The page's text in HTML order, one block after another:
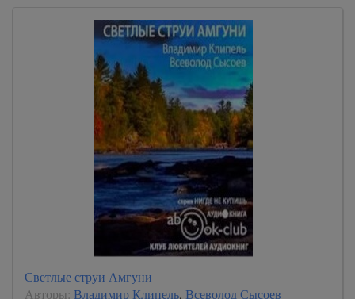
Светлые струи Амгуни
Авторы: Владимир Клипель, Всеволод Сысоев